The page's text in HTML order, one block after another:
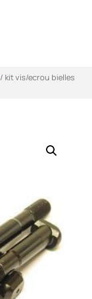
/ kit vis/ecrou bielles